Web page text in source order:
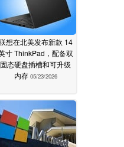
想在北美发布新款 14
寸 ThinkPad，配备双
固态硬盘插槽和可升级
内存 05/23/2026